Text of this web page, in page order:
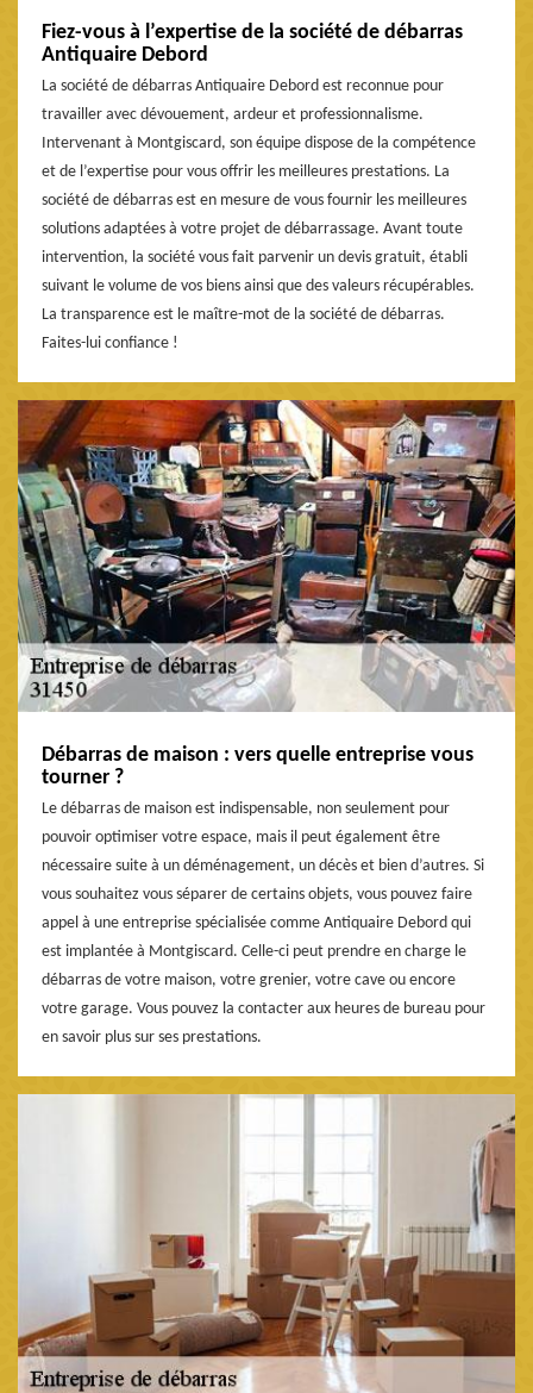
Fiez-vous à l’expertise de la société de débarras
Antiquaire Debord
La société de débarras Antiquaire Debord est reconnue pour
travailler avec dévouement, ardeur et professionnalisme.
Intervenant à Montgiscard, son équipe dispose de la compétence
et de l’expertise pour vous offrir les meilleures prestations. La
société de débarras est en mesure de vous fournir les meilleures
solutions adaptées à votre projet de débarrassage. Avant toute
intervention, la société vous fait parvenir un devis gratuit, établi
suivant le volume de vos biens ainsi que des valeurs récupérables.
La transparence est le maître-mot de la société de débarras.
Faites-lui confiance !
Débarras de maison : vers quelle entreprise vous
tourner ?
Le débarras de maison est indispensable, non seulement pour
pouvoir optimiser votre espace, mais il peut également être
nécessaire suite à un déménagement, un décès et bien d’autres. Si
vous souhaitez vous séparer de certains objets, vous pouvez faire
appel à une entreprise spécialisée comme Antiquaire Debord qui
est implantée à Montgiscard. Celle-ci peut prendre en charge le
débarras de votre maison, votre grenier, votre cave ou encore
votre garage. Vous pouvez la contacter aux heures de bureau pour
en savoir plus sur ses prestations.